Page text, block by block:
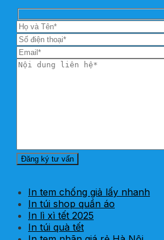
In tem chống giả lấy nhanh
In túi shop quần áo
In lì xì tết 2025
In túi quà tết